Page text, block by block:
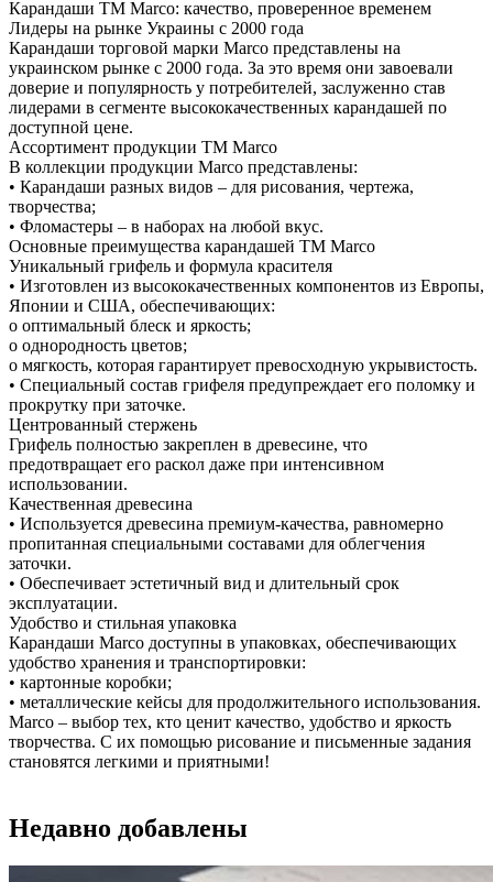
Карандаши ТМ Marco: качество, проверенное временем
Лидеры на рынке Украины с 2000 года
Карандаши торговой марки Marco представлены на
украинском рынке с 2000 года. За это время они завоевали
доверие и популярность у потребителей, заслуженно став
лидерами в сегменте высококачественных карандашей по
доступной цене.
Ассортимент продукции ТМ Marco
В коллекции продукции Marco представлены:
• Карандаши разных видов – для рисования, чертежа,
творчества;
• Фломастеры – в наборах на любой вкус.
Основные преимущества карандашей ТМ Marco
Уникальный грифель и формула красителя
• Изготовлен из высококачественных компонентов из Европы,
Японии и США, обеспечивающих:
o оптимальный блеск и яркость;
o однородность цветов;
o мягкость, которая гарантирует превосходную укрывистость.
• Специальный состав грифеля предупреждает его поломку и
прокрутку при заточке.
Центрованный стержень
Грифель полностью закреплен в древесине, что
предотвращает его раскол даже при интенсивном
использовании.
Качественная древесина
• Используется древесина премиум-качества, равномерно
пропитанная специальными составами для облегчения
заточки.
• Обеспечивает эстетичный вид и длительный срок
эксплуатации.
Удобство и стильная упаковка
Карандаши Marco доступны в упаковках, обеспечивающих
удобство хранения и транспортировки:
• картонные коробки;
• металлические кейсы для продолжительного использования.
Marco – выбор тех, кто ценит качество, удобство и яркость
творчества. С их помощью рисование и письменные задания
становятся легкими и приятными!
Недавно добавлены